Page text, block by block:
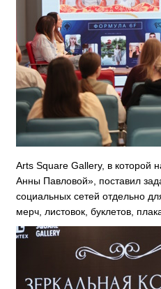
Arts Square Gallery, в которой
Анны Павловой», поставил
социальных сетей отдельно
мерч, листовок, буклетов,